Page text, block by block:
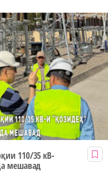
110/35 кВ-
мешавад